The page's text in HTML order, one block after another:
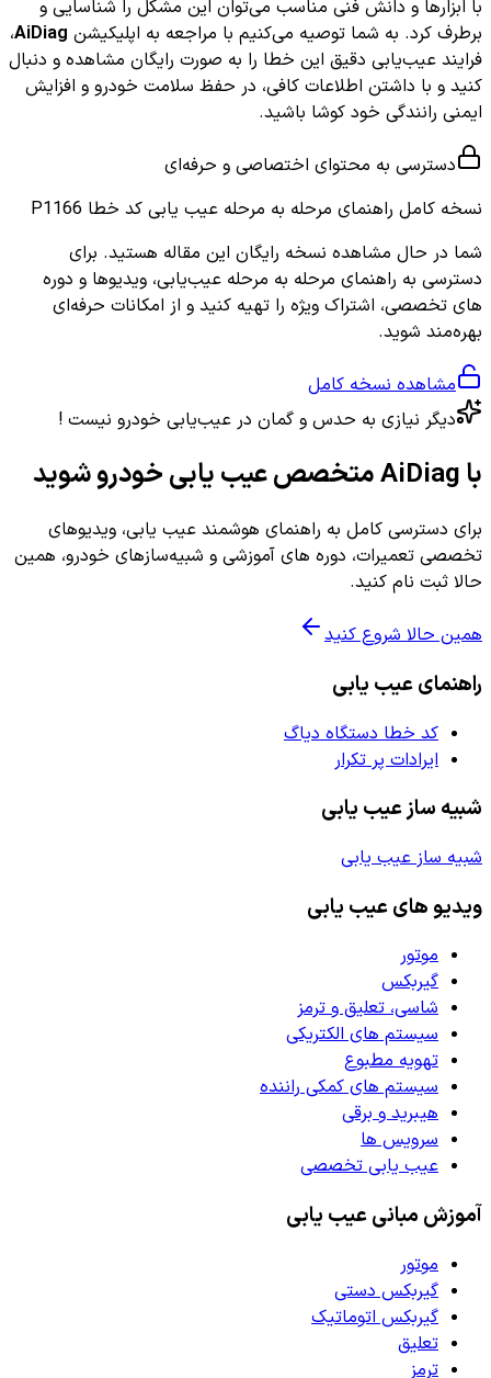
با ابزارها و دانش فنی مناسب می‌توان این مشکل را شناسایی و
برطرف کرد. به شما توصیه می‌کنیم با مراجعه به اپلیکیشن AiDiag،
فرایند عیب‌یابی دقیق این خطا را به صورت رایگان مشاهده و دنبال
کنید و با داشتن اطلاعات کافی، در حفظ سلامت خودرو و افزایش
ایمنی رانندگی خود کوشا باشید.
دسترسی به محتوای اختصاصی و حرفه‌ای
نسخه کامل راهنمای مرحله به مرحله عیب یابی کد خطا P1166
شما در حال مشاهده نسخه رایگان این مقاله هستید. برای
دسترسی به راهنمای مرحله به مرحله عیب‌یابی، ویدیوها و دوره
های تخصصی، اشتراک ویژه را تهیه کنید و از امکانات حرفه‌ای
بهره‌مند شوید.
مشاهده نسخه کامل
دیگر نیازی به حدس و گمان در عیب‌یابی خودرو نیست !
با AiDiag متخصص عیب یابی خودرو شوید
برای دسترسی کامل به راهنمای هوشمند عیب یابی، ویدیوهای
تخصصی تعمیرات، دوره های آموزشی و شبیه‌سازهای خودرو، همین
حالا ثبت نام کنید.
همین حالا شروع کنید
راهنمای عیب یابی
کد خطا دستگاه دیاگ
ایرادات پر تکرار
شبیه ساز عیب یابی
شبیه ساز عیب یابی
ویدیو های عیب یابی
موتور
گیربکس
شاسی، تعلیق و ترمز
سیستم های الکتریکی
تهویه مطبوع
سیستم های کمکی راننده
هیبرید و برقی
سرویس ها
عیب یابی تخصصی
آموزش مبانی عیب یابی
موتور
گیربکس دستی
گیربکس اتوماتیک
تعلیق
ترمز